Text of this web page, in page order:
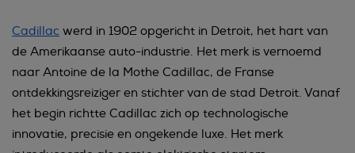
Cadillac werd in 1902 opgericht in Detroit, het hart van
de Amerikaanse auto-industrie. Het merk is vernoemd
naar Antoine de la Mothe Cadillac, de Franse
ontdekkingsreiziger en stichter van de stad Detroit. Vanaf
het begin richtte Cadillac zich op technologische
innovatie, precisie en ongekende luxe. Het merk